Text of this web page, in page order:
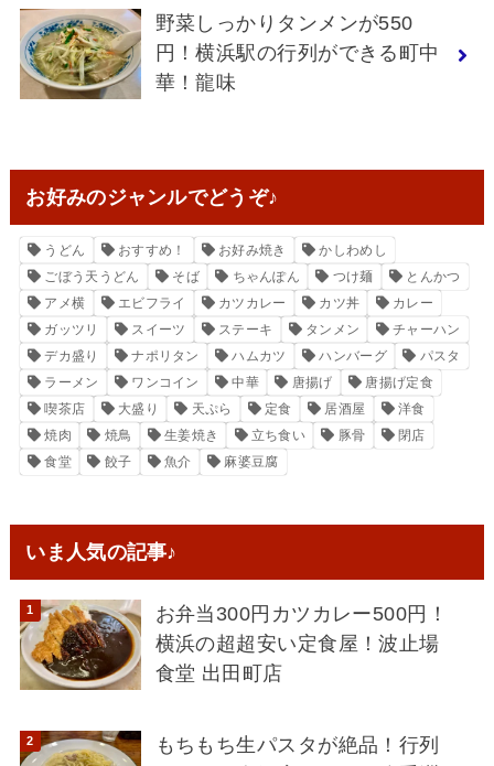
野菜しっかりタンメンが550
円！横浜駅の行列ができる町中
華！龍味
お好みのジャンルでどうぞ♪
うどん おすすめ！ お好み焼き
かしわめし
ごぼう天うどん
そば ちゃんぽん つけ麺
とんかつ
アメ横
エビフライ カツカレー カツ丼
カレー
ガッツリ
スイーツ ステーキ タンメン
チャーハン
デカ盛り
ナポリタン ハムカツ ハンバーグ
パスタ
ラーメン
ワンコイン 中華 唐揚げ
唐揚げ定食
喫茶店
大盛り 天ぷら 定食 居酒屋
洋食
焼肉
焼鳥 生姜焼き 立ち食い 豚骨
閉店
食堂
餃子 魚介 麻婆豆腐
いま人気の記事♪
お弁当300円カツカレー500円！
横浜の超超安い定食屋！波止場
食堂 出田町店
もちもち生パスタが絶品！行列